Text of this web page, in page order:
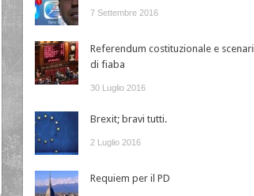
7 Settembre 2016
Referendum costituzionale e scenari
di fiaba
30 Luglio 2016
Brexit; bravi tutti.
2 Luglio 2016
Requiem per il PD